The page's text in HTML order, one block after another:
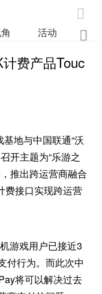

活动 业

费产品Touc
地与中国联通“沃
开主题为“乐游之
推出跨运营商融合
费接口实现跨运营
游戏用户已接近3
付行为。而此次中
将可以解决过去